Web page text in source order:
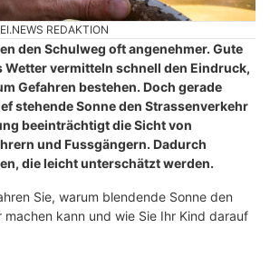
REDAKTION
den Schulweg oft angenehmer. Gute
Wetter vermitteln schnell den Eindruck,
Gefahren bestehen. Doch gerade
stehende Sonne den Strassenverkehr
beeinträchtigt die Sicht von
und Fussgängern. Dadurch
die leicht unterschätzt werden.
Sie, warum blendende Sonne den
machen kann und wie Sie Ihr Kind darauf